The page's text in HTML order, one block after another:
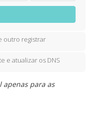
outro registrar
e atualizar os DNS
apenas para as